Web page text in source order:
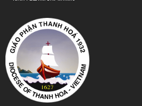
TỔNG GIÁO PHẬN HÀ NỘI
GIÁO PHẬN HẢI PHÒNG
TỔNG GIÁO PHẬN HUẾ
GIÁO PHẬN HƯNG HOÁ
GIÁO PHẬN KON TUM